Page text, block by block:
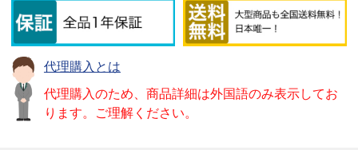
代理購入とは
代理購入のため、商品詳細は外国語のみ表示してお
ります。ご理解ください。